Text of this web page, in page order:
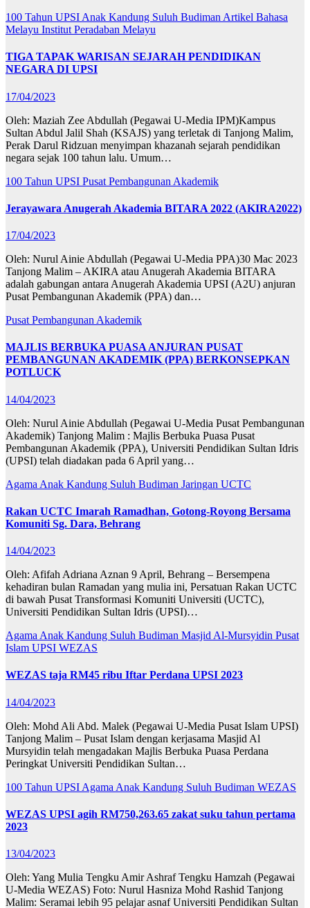
100 Tahun UPSI Anak Kandung Suluh Budiman Artikel Bahasa
Melayu Institut Peradaban Melayu
TIGA TAPAK WARISAN SEJARAH PENDIDIKAN
NEGARA DI UPSI
17/04/2023
Oleh: Maziah Zee Abdullah (Pegawai U-Media IPM)Kampus
Sultan Abdul Jalil Shah (KSAJS) yang terletak di Tanjong Malim,
Perak Darul Ridzuan menyimpan khazanah sejarah pendidikan
negara sejak 100 tahun lalu. Umum…
100 Tahun UPSI Pusat Pembangunan Akademik
Jerayawara Anugerah Akademia BITARA 2022 (AKIRA2022)
17/04/2023
Oleh: Nurul Ainie Abdullah (Pegawai U-Media PPA)30 Mac 2023
Tanjong Malim – AKIRA atau Anugerah Akademia BITARA
adalah gabungan antara Anugerah Akademia UPSI (A2U) anjuran
Pusat Pembangunan Akademik (PPA) dan…
Pusat Pembangunan Akademik
MAJLIS BERBUKA PUASA ANJURAN PUSAT
PEMBANGUNAN AKADEMIK (PPA) BERKONSEPKAN
POTLUCK
14/04/2023
Oleh: Nurul Ainie Abdullah (Pegawai U-Media Pusat Pembangunan
Akademik) Tanjong Malim : Majlis Berbuka Puasa Pusat
Pembangunan Akademik (PPA), Universiti Pendidikan Sultan Idris
(UPSI) telah diadakan pada 6 April yang…
Agama Anak Kandung Suluh Budiman Jaringan UCTC
Rakan UCTC Imarah Ramadhan, Gotong-Royong Bersama
Komuniti Sg. Dara, Behrang
14/04/2023
Oleh: Afifah Adriana Aznan 9 April, Behrang – Bersempena
kehadiran bulan Ramadan yang mulia ini, Persatuan Rakan UCTC
di bawah Pusat Transformasi Komuniti Universiti (UCTC),
Universiti Pendidikan Sultan Idris (UPSI)…
Agama Anak Kandung Suluh Budiman Masjid Al-Mursyidin Pusat
Islam UPSI WEZAS
WEZAS taja RM45 ribu Iftar Perdana UPSI 2023
14/04/2023
Oleh: Mohd Ali Abd. Malek (Pegawai U-Media Pusat Islam UPSI)
Tanjong Malim – Pusat Islam dengan kerjasama Masjid Al
Mursyidin telah mengadakan Majlis Berbuka Puasa Perdana
Peringkat Universiti Pendidikan Sultan…
100 Tahun UPSI Agama Anak Kandung Suluh Budiman WEZAS
WEZAS UPSI agih RM750,263.65 zakat suku tahun pertama
2023
13/04/2023
Oleh: Yang Mulia Tengku Amir Ashraf Tengku Hamzah (Pegawai
U-Media WEZAS) Foto: Nurul Hasniza Mohd Rashid Tanjong
Malim: Seramai lebih 95 pelajar asnaf Universiti Pendidikan Sultan